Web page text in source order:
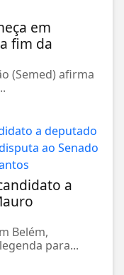
em
fim da
(Semed) afirma
a
Belém,
para...